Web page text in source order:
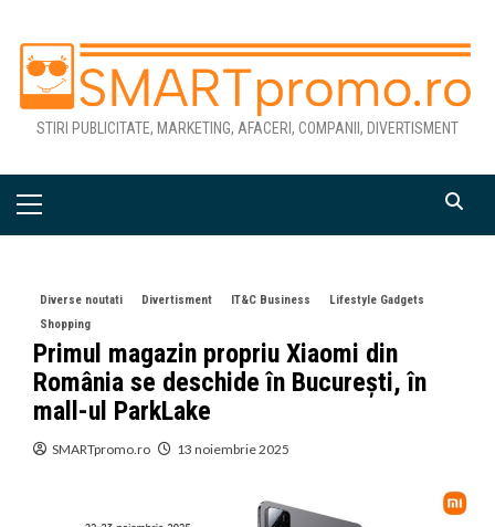
content
STIRI PUBLICITATE, MARKETING, AFACERI, COMPANII, DIVERTISMENT
Primary
Diverse noutati Divertisment IT&C Business
Lifestyle Gadgets
Shopping
Primul magazin propriu Xiaomi din
România se deschide în București, în
mall-ul ParkLake
SMARTpromo.ro 13 noiembrie 2025